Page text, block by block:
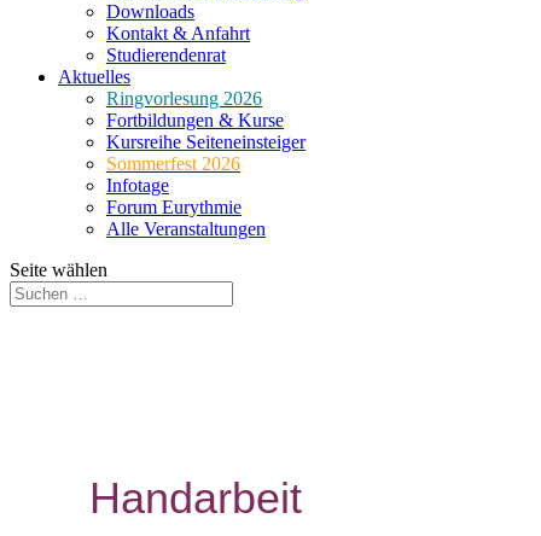
Downloads
Kontakt & Anfahrt
Studierendenrat
Aktuelles
Ringvorlesung 2026
Fortbildungen & Kurse
Kursreihe Seiteneinsteiger
Sommerfest 2026
Infotage
Forum Eurythmie
Alle Veranstaltungen
Seite wählen
Handarbeit